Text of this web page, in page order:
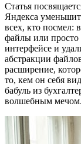
Статья
Яндекса
всех, кто посмел:
файлы или просто
интерфейсе и
абстракции
расширение,
то, кем он себя
бабуль из
волшебным мечом.